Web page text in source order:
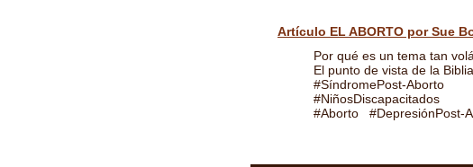
Artículo EL ABORTO por Sue
Por qué es un tema tan
El punto de vista de la
#SíndromePost-Aborto
#NiñosDiscapacitados
#Aborto #DepresiónPost-